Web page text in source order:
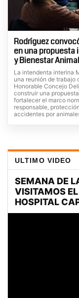
Rodríguez
en una propuesta
y Bienestar Animal
La intendenta interina
una reunión de trabajo
Honorable Concejo
construir una
fortalecer el marco
responsable,
accidentes por
ULTIMO VIDEO